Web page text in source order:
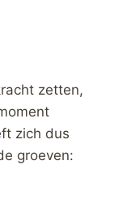
zetten,
zich dus
groeven: